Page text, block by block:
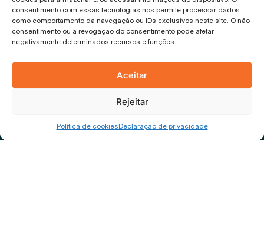
consentimento com essas tecnologias nos permite processar dados
como comportamento da navegação ou IDs exclusivos neste site. O não
consentimento ou a revogação do consentimento pode afetar
negativamente determinados recursos e funções.
Aceitar
Rejeitar
Política de cookiesDeclaração de privacidade
Horário de
atendimento
das 09h às 12h e das 13h às 18h